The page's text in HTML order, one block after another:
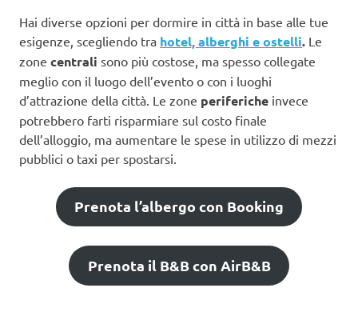
Hai diverse opzioni per dormire in città in base alle tue
esigenze, scegliendo tra hotel, alberghi e ostelli. Le
zone centrali sono più costose, ma spesso collegate
meglio con il luogo dell’evento o con i luoghi
d’attrazione della città. Le zone periferiche invece
potrebbero farti risparmiare sul costo finale
dell’alloggio, ma aumentare le spese in utilizzo di mezzi
pubblici o taxi per spostarsi.
Prenota l’albergo con Booking
Prenota il B&B con AirB&B